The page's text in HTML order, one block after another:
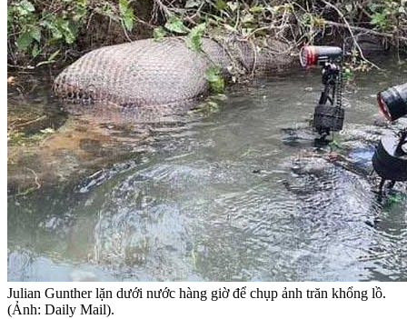
Julian Gunther lặn dưới nước hàng giờ để chụp ảnh trăn khổng lồ.
(Ảnh: Daily Mail).